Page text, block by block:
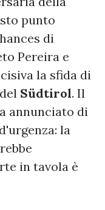
punto
di
Pereira e
la sfida di
Südtirol. Il
annunciato di
la
in tavola è